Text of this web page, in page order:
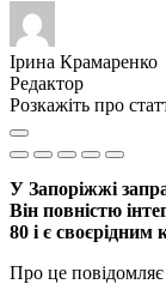
Ірина Крамаренко
Редактор
Розкажіть про
У Запоріжжі
Він повністю
80 і є
Про це повідомляє